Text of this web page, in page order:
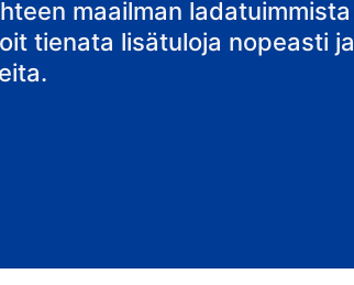
maailman ladatuimmista
tienata lisätuloja nopeasti ja